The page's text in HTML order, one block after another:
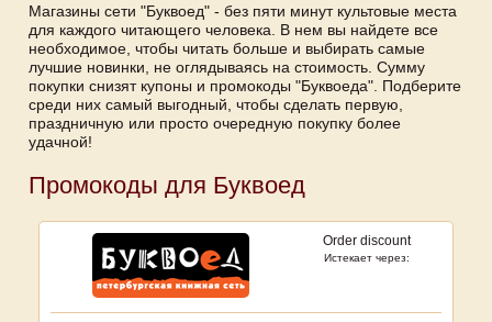
Магазины сети "Буквоед" - без пяти минут культовые места
для каждого читающего человека. В нем вы найдете все
необходимое, чтобы читать больше и выбирать самые
лучшие новинки, не оглядываясь на стоимость. Сумму
покупки снизят купоны и промокоды "Буквоеда". Подберите
среди них самый выгодный, чтобы сделать первую,
праздничную или просто очередную покупку более
удачной!
Промокоды для Буквоед
Order discount
Истекает через: